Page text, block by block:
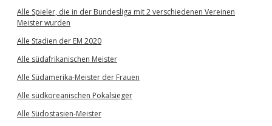
Alle Spieler, die in der Bundesliga mit 2 verschiedenen Vereinen
Meister wurden
Alle Stadien der EM 2020
Alle südafrikanischen Meister
Alle Südamerika-Meister der Frauen
Alle südkoreanischen Pokalsieger
Alle Südostasien-Meister